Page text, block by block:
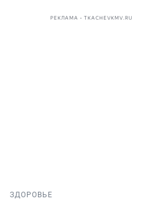
РЕКЛАМА • TKACHEVKMV.RU
ЗДОРОВЬЕ